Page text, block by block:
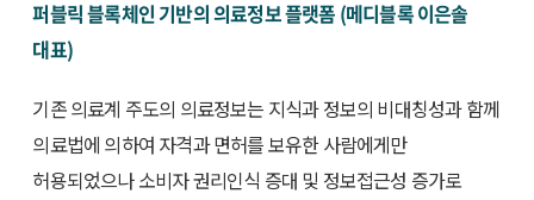
퍼블릭 블록체인 기반의 의료정보 플랫폼 (메디블록 이은솔
대표)
기존 의료계 주도의 의료정보는 지식과 정보의 비대칭성과 함께
의료법에 의하여 자격과 면허를 보유한 사람에게만
허용되었으나 소비자 권리인식 증대 및 정보접근성 증가로